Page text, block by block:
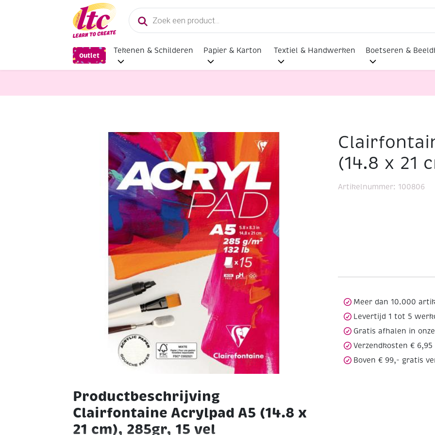
Producten
zoeken
Outlet
Tekenen & Schilderen Papier & Karton Textiel & Handwerken Boetseren &
Papier en Karton Clairfontaine Acrylpad A5 (14.8 x 21 cm), 285gr, 15 vel
Productbeschrijving
Clairfontaine Acrylpad A5 (14.8 x
21 cm), 285gr, 15 vel
(14.8 x 21
Artikelnummer: 100806
Meer dan 10.000
Levertijd 1 tot 5
Gratis afhalen in
Verzendkosten € 6,95
Boven € 99,- gratis